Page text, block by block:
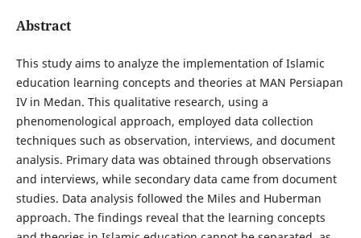
Abstract
This study aims to analyze the implementation of Islamic
education learning concepts and theories at MAN Persiapan
IV in Medan. This qualitative research, using a
phenomenological approach, employed data collection
techniques such as observation, interviews, and document
analysis. Primary data was obtained through observations
and interviews, while secondary data came from document
studies. Data analysis followed the Miles and Huberman
approach. The findings reveal that the learning concepts